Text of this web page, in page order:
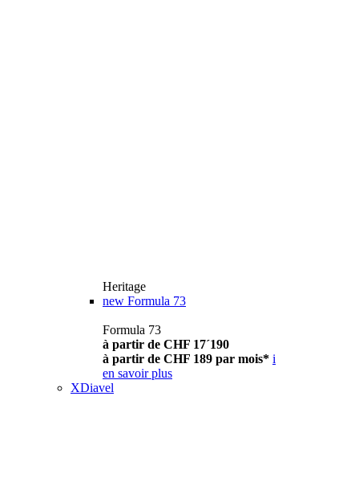
Heritage
new Formula 73
Formula 73
à partir de CHF 17´190
à partir de CHF 189 par mois* i
en savoir plus
XDiavel